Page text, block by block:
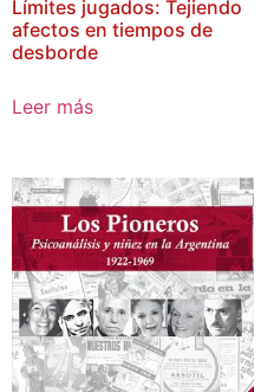
Límites jugados: Tejiendo
afectos en tiempos de
desborde
Leer más